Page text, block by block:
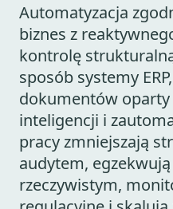
Automatyzacja
biznes z
kontrolę
sposób systemy
dokumentów oparty
inteligencji i
pracy zmniejszają
audytem,
rzeczywistym,